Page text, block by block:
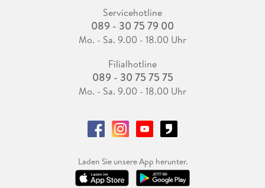
Servicehotline
089 - 30 75 79 00
Mo. - Sa. 9.00 - 18.00 Uhr
Filialhotline
089 - 30 75 75 75
Mo. - Sa. 9.00 - 18.00 Uhr
Laden Sie unsere App herunter.